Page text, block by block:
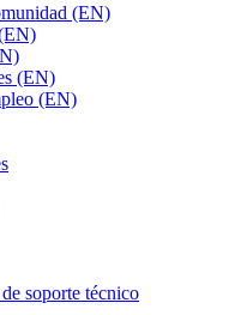
(EN)
(EN)
(EN)
soporte técnico